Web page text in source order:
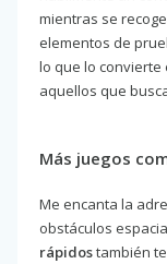
mientras se
elementos de
lo que lo
aquellos que
Más juegos
Me encanta la
obstáculos
rápidostambién